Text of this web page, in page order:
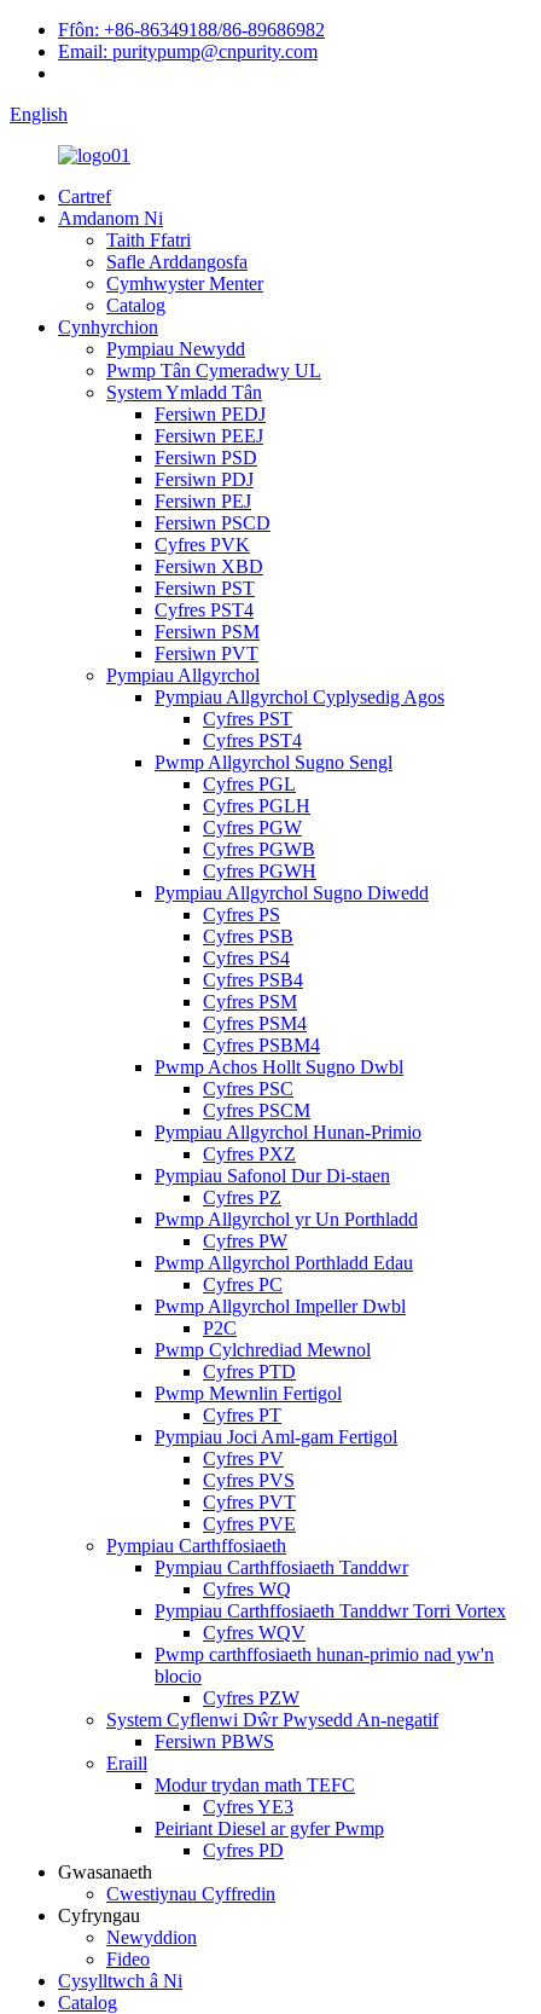
Ffôn: +86-86349188/86-89686982
Email: puritypump@cnpurity.com
English
Cartref
Amdanom Ni
Taith Ffatri
Safle Arddangosfa
Cymhwyster Menter
Catalog
Cynhyrchion
Pympiau Newydd
Pwmp Tân Cymeradwy UL
System Ymladd Tân
Fersiwn PEDJ
Fersiwn PEEJ
Fersiwn PSD
Fersiwn PDJ
Fersiwn PEJ
Fersiwn PSCD
Cyfres PVK
Fersiwn XBD
Fersiwn PST
Cyfres PST4
Fersiwn PSM
Fersiwn PVT
Pympiau Allgyrchol
Pympiau Allgyrchol Cyplysedig Agos
Cyfres PST
Cyfres PST4
Pwmp Allgyrchol Sugno Sengl
Cyfres PGL
Cyfres PGLH
Cyfres PGW
Cyfres PGWB
Cyfres PGWH
Pympiau Allgyrchol Sugno Diwedd
Cyfres PS
Cyfres PSB
Cyfres PS4
Cyfres PSB4
Cyfres PSM
Cyfres PSM4
Cyfres PSBM4
Pwmp Achos Hollt Sugno Dwbl
Cyfres PSC
Cyfres PSCM
Pympiau Allgyrchol Hunan-Primio
Cyfres PXZ
Pympiau Safonol Dur Di-staen
Cyfres PZ
Pwmp Allgyrchol yr Un Porthladd
Cyfres PW
Pwmp Allgyrchol Porthladd Edau
Cyfres PC
Pwmp Allgyrchol Impeller Dwbl
P2C
Pwmp Cylchrediad Mewnol
Cyfres PTD
Pwmp Mewnlin Fertigol
Cyfres PT
Pympiau Joci Aml-gam Fertigol
Cyfres PV
Cyfres PVS
Cyfres PVT
Cyfres PVE
Pympiau Carthffosiaeth
Pympiau Carthffosiaeth Tanddwr
Cyfres WQ
Pympiau Carthffosiaeth Tanddwr Torri Vortex
Cyfres WQV
Pwmp carthffosiaeth hunan-primio nad yw'n
blocio
Cyfres PZW
System Cyflenwi Dŵr Pwysedd An-negatif
Fersiwn PBWS
Eraill
Modur trydan math TEFC
Cyfres YE3
Peiriant Diesel ar gyfer Pwmp
Cyfres PD
Gwasanaeth
Cwestiynau Cyffredin
Cyfryngau
Newyddion
Fideo
Cysylltwch â Ni
Catalog